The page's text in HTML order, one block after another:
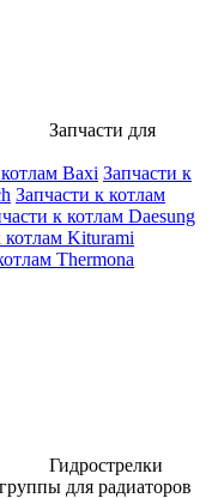
Запчасти для
Baxi Запчасти к
Запчасти к котлам
к котлам Daesung
котлам Kiturami
Thermona
Гидрострелки
для радиаторов